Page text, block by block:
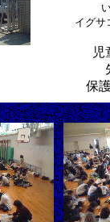
イグサ
保